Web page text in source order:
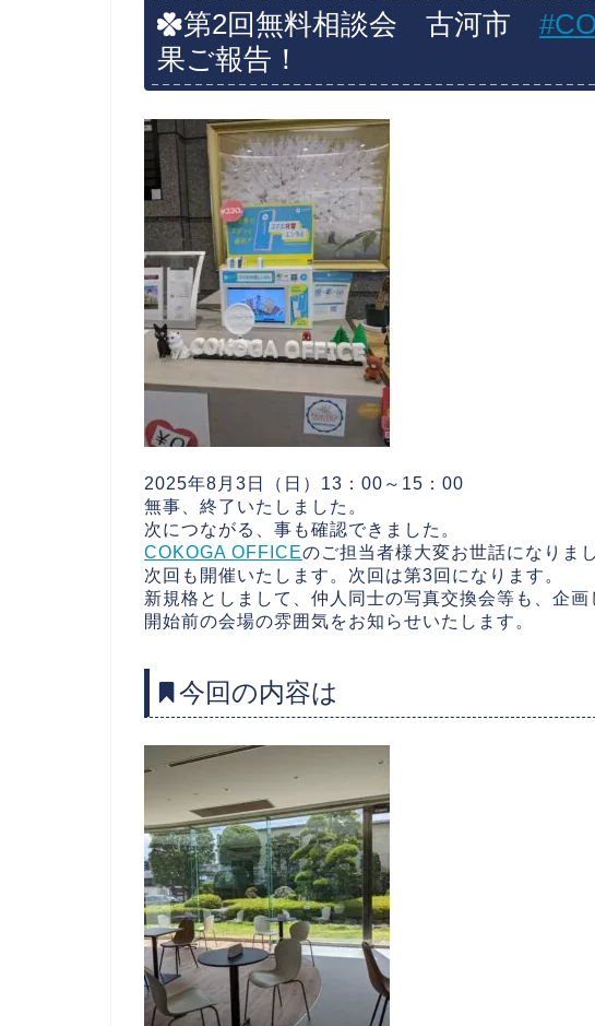
第2回無料相談会 古河市
果ご報告！
2025年8月3日（日）13：00～15：00
無事、終了いたしました。
次につながる、事も確認できました。
COKOGA OFFICEのご担当者様大変お世話になりまし
次回も開催いたします。次回は第3回になります。
新規格としまして、仲人同士の写真交換会等も、企画
開始前の会場の雰囲気をお知らせいたします。
今回の内容は